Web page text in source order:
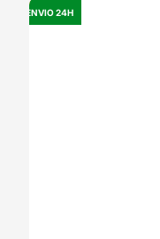
OUTLET
ENVIO 24H